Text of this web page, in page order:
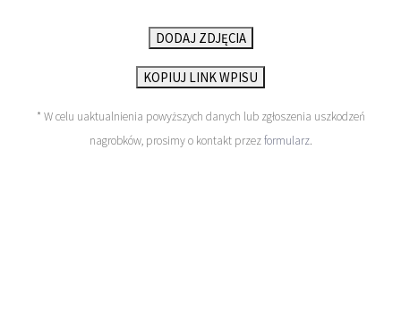
DODAJ ZDJĘCIA
KOPIUJ LINK WPISU
* W celu uaktualnienia powyższych danych lub zgłoszenia uszkodzeń
nagrobków, prosimy o kontakt przezformularz.